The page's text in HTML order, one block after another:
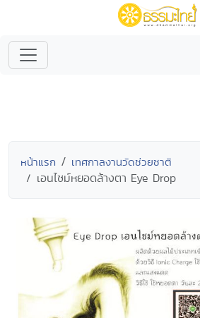
หน้าแรก เทศกาลงานวัดช่วยชาติ
เอนไซม์หยอดล้างตา Eye Drop